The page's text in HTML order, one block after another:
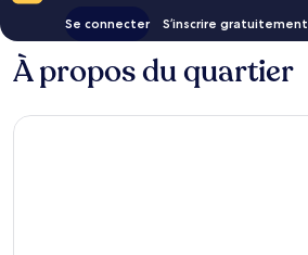
Se connecter S’inscrire gratuitement
À propos du quartier